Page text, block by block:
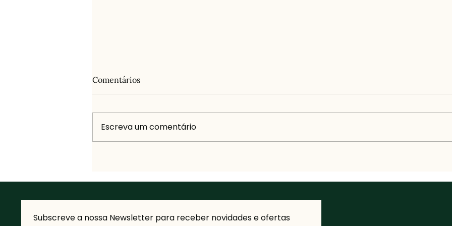
o teu sentir
ti
Comentários
Escreva um comentário
Subscreve a nossa Newsletter para receber novidades e ofertas